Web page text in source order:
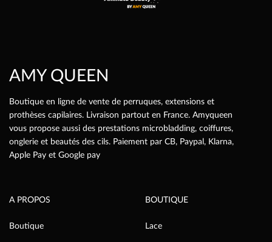
AMY QUEEN
Boutique en ligne de vente de perruques, extensions et
prothèses capilaires. Livraison partout en France. Amyqueen
vous propose aussi des prestations microbladding, coiffures,
onglerie et beautés des cils. Paiement par CB, Paypal, Klarna,
Apple Pay et Google pay
A PROPOS
Boutique
BOUTIQUE
Lace